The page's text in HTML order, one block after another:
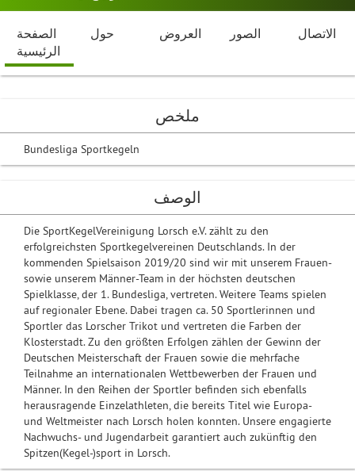
الصفحة
الرئيسية
حول العروض الصور الاتصال
ملخص
Bundesliga Sportkegeln
الوصف
Die SportKegelVereinigung Lorsch e.V. zählt zu den
erfolgreichsten Sportkegelvereinen Deutschlands. In der
kommenden Spielsaison 2019/20 sind wir mit unserem Frauen-
sowie unserem Männer-Team in der höchsten deutschen
Spielklasse, der 1. Bundesliga, vertreten. Weitere Teams spielen
auf regionaler Ebene. Dabei tragen ca. 50 Sportlerinnen und
Sportler das Lorscher Trikot und vertreten die Farben der
Klosterstadt. Zu den größten Erfolgen zählen der Gewinn der
Deutschen Meisterschaft der Frauen sowie die mehrfache
Teilnahme an internationalen Wettbewerben der Frauen und
Männer. In den Reihen der Sportler befinden sich ebenfalls
herausragende Einzelathleten, die bereits Titel wie Europa-
und Weltmeister nach Lorsch holen konnten. Unsere engagierte
Nachwuchs- und Jugendarbeit garantiert auch zukünftig den
Spitzen(Kegel-)sport in Lorsch.